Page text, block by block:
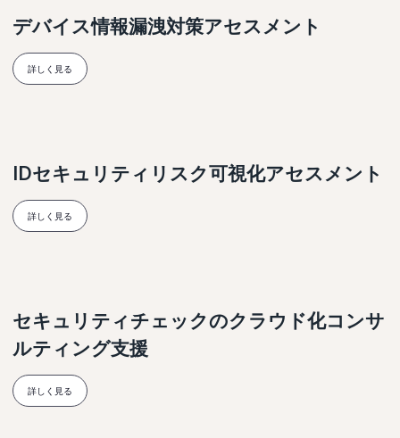
デバイス情報漏洩対策アセスメント
詳しく見る
IDセキュリティリスク可視化アセスメント
詳しく見る
セキュリティチェックのクラウド化コンサ
ルティング支援
詳しく見る